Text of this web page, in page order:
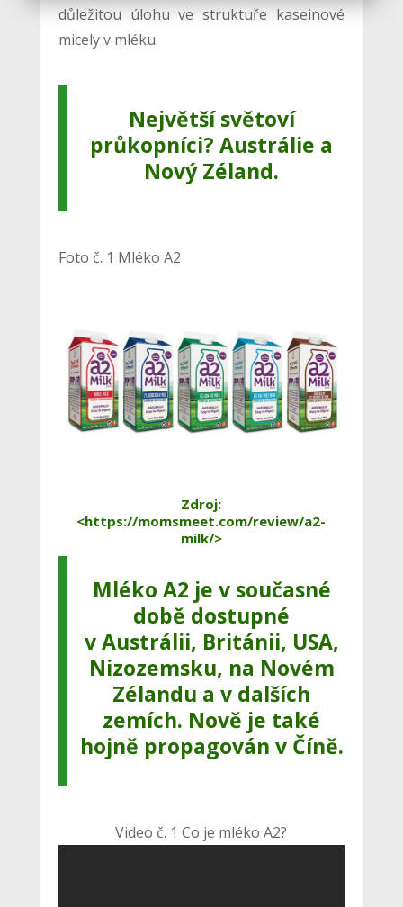
důležitou úlohu ve struktuře kaseinové
micely v mléku.
Největší světoví
průkopníci? Austrálie a
Nový Zéland.
Foto č. 1 Mléko A2
Zdroj:
<https://momsmeet.com/review/a2-
milk/>
Mléko A2 je v současné
době dostupné
v Austrálii, Británii, USA,
Nizozemsku, na Novém
Zélandu a v dalších
zemích. Nově je také
hojně propagován v Číně.
Video č. 1 Co je mléko A2?